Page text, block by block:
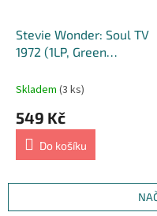
Stevie Wonder: Soul TV
1972 (1LP, Green
Skladem (3 ks)
549 Kč
Do košíku